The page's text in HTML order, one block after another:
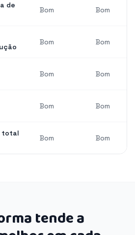
de
Bom Bom
Bom Bom
Bom Bom
Bom Bom
total
Bom Bom
tende a